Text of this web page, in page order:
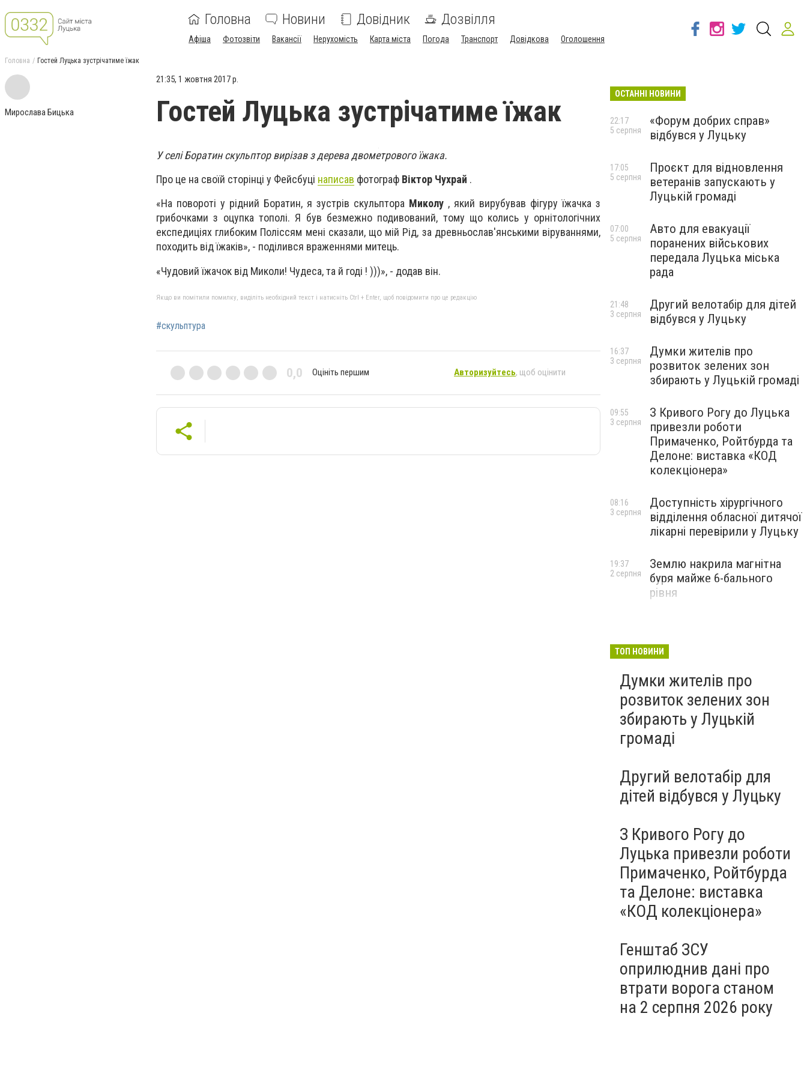
Головна Новини Довідник Дозвілля
Афіша Фотозвіти Вакансії Нерухомість Карта міста Погода Транспорт Довідкова Оголошення
Головна Гостей Луцька зустрічатиме їжак
Мирослава Бицька
21:35, 1 жовтня 2017 р.
Гостей Луцька зустрічатиме їжак
У селі Боратин скульптор вирізав з дерева двометрового їжака.
Про це на своїй сторінці у Фейсбуці написав фотограф Віктор Чухрай .
«На повороті у рідний Боратин, я зустрів скульптора Миколу , який вирубував фігуру їжачка з
грибочками з оцупка тополі. Я був безмежно подивований, тому що колись у орнітологічних
експедиціях глибоким Поліссям мені сказали, що мій Рід, за древньослав'янськими віруваннями,
походить від їжаків», - поділився враженнями митець.
«Чудовий їжачок від Миколи! Чудеса, та й годі ! )))», - додав він.
Якщо ви помітили помилку, виділіть необхідний текст і натисніть Ctrl + Enter, щоб повідомити про це редакцію
#скульптура
0,0 Оцініть першим Авторизуйтесь, щоб оцінити
ОСТАННІ НОВИНИ
«Форум добрих справ»
відбувся у Луцьку
22:17
5 серпня
Проєкт для відновлення
ветеранів запускають у
Луцькій громаді
17:05
5 серпня
Авто для евакуації
поранених військових
передала Луцька міська
рада
07:00
5 серпня
Другий велотабір для дітей
відбувся у Луцьку
21:48
3 серпня
Думки жителів про
розвиток зелених зон
збирають у Луцькій громаді
16:37
3 серпня
З Кривого Рогу до Луцька
привезли роботи
Примаченко, Ройтбурда та
Делоне: виставка «КОД
колекціонера»
09:55
3 серпня
Доступність хірургічного
відділення обласної дитячої
лікарні перевірили у Луцьку
08:16
3 серпня
Землю накрила магнітна
буря майже 6-бального
рівня
19:37
2 серпня
ТОП НОВИНИ
Думки жителів про
розвиток зелених зон
збирають у Луцькій
громаді
Другий велотабір для
дітей відбувся у Луцьку
З Кривого Рогу до
Луцька привезли роботи
Примаченко, Ройтбурда
та Делоне: виставка
«КОД колекціонера»
Генштаб ЗСУ
оприлюднив дані про
втрати ворога станом
на 2 серпня 2026 року